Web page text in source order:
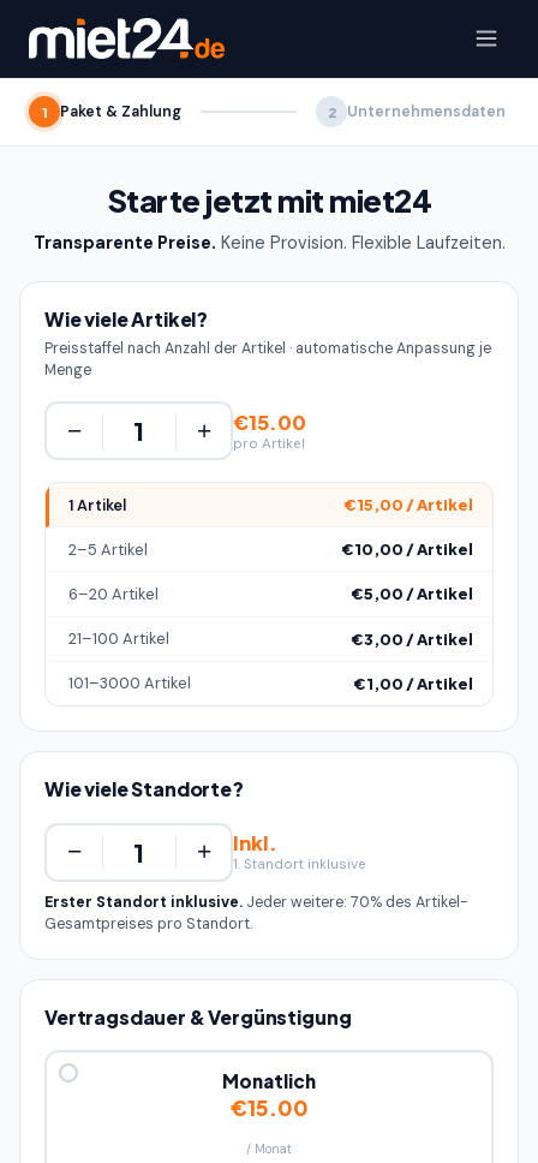
1 Paket & Zahlung 2 Unternehmensdaten
Starte jetzt mit miet24
Transparente Preise. Keine Provision. Flexible Laufzeiten.
Wie viele Artikel?
Preisstaffel nach Anzahl der Artikel · automatische Anpassung je
Menge
− + €15.00
pro Artikel
1 Artikel €15,00 / Artikel
2–5 Artikel €10,00 / Artikel
6–20 Artikel €5,00 / Artikel
21–100 Artikel €3,00 / Artikel
101–3000 Artikel €1,00 / Artikel
Wie viele Standorte?
− + Inkl.
1. Standort inklusive
Erster Standort inklusive. Jeder weitere: 70% des Artikel-
Gesamtpreises pro Standort.
Vertragsdauer & Vergünstigung
Monatlich
€15.00
/ Monat